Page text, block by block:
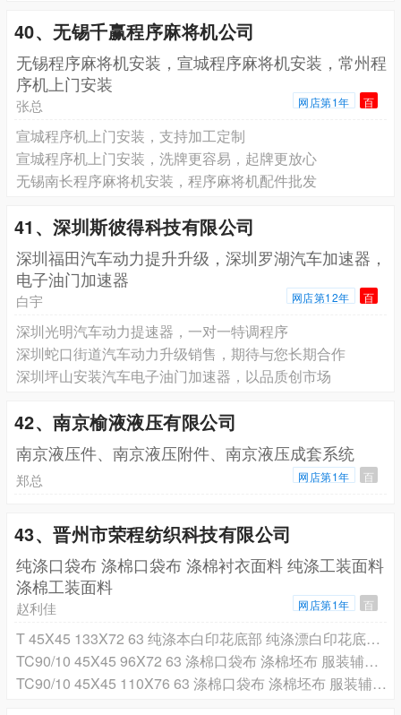
40、无锡千赢程序麻将机公司
无锡程序麻将机安装，宣城程序麻将机安装，常州程
序机上门安装
张总 网店第1年 百
宣城程序机上门安装，支持加工定制
宣城程序机上门安装，洗牌更容易，起牌更放心
无锡南长程序麻将机安装，程序麻将机配件批发
41、深圳斯彼得科技有限公司
深圳福田汽车动力提升升级，深圳罗湖汽车加速器，
电子油门加速器
白宇 网店第12年 百
深圳光明汽车动力提速器，一对一特调程序
深圳蛇口街道汽车动力升级销售，期待与您长期合作
深圳坪山安装汽车电子油门加速器，以品质创市场
42、南京榆液液压有限公司
南京液压件、南京液压附件、南京液压成套系统
郑总 网店第1年 百
43、晋州市荣程纺织科技有限公司
纯涤口袋布 涤棉口袋布 涤棉衬衣面料 纯涤工装面料
涤棉工装面料
赵利佳 网店第1年 百
T 45X45 133X72 63 纯涤本白印花底部 纯涤漂白印花底部 纯涤口袋布
TC90/10 45X45 96X72 63 涤棉口袋布 涤棉坯布 服装辅料口袋布 涤棉腰里布
TC90/10 45X45 110X76 63 涤棉口袋布 涤棉坯布 服装辅料口袋布 涤棉腰里布